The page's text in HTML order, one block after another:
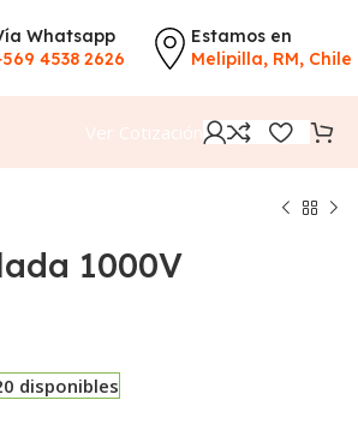
Whatsapp
4538 2626
Estamos en
Melipilla, RM, Chile
Ver Cotización
1000V
disponibles